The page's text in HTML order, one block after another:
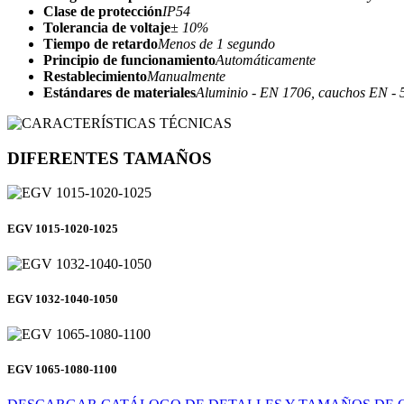
Clase de protecciónIP54
Tolerancia de voltaje± 10%
Tiempo de retardoMenos de 1 segundo
Principio de funcionamientoAutomáticamente
RestablecimientoManualmente
Estándares de materialesAluminio - EN 1706, cauchos EN -
DIFERENTES TAMAÑOS
EGV 1015-1020-1025
EGV 1032-1040-1050
EGV 1065-1080-1100